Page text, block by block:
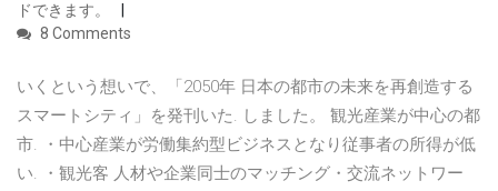
ドできます。
8 Comments
いくという想いで、「2050年 日本の都市の未来を再創造する
スマートシティ」を発刊いた. しました。 観光産業が中心の都
市. ・中心産業が労働集約型ビジネスとなり従事者の所得が低
い. ・観光客 人材や企業同士のマッチング・交流ネットワー